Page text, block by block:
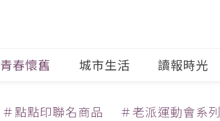
青春懷舊 城市生活 讀報時光
＃點點印聯名商品 ＃老派運動會系列